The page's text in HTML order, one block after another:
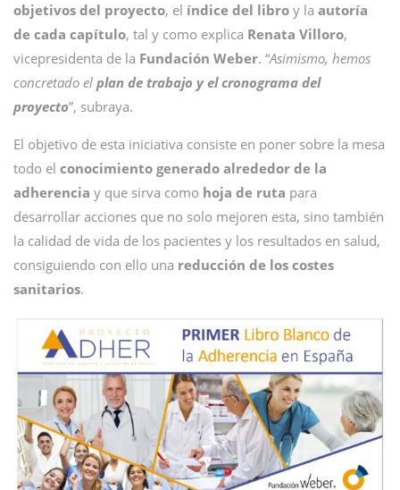
objetivos del proyecto, el índice del libro y la autoría
de cada capítulo, tal y como explica Renata Villoro,
vicepresidenta de la Fundación Weber. “Asimismo, hemos
concretado el plan de trabajo y el cronograma del
proyecto”, subraya.
El objetivo de esta iniciativa consiste en poner sobre la mesa
todo el conocimiento generado alrededor de la
adherencia y que sirva como hoja de ruta para
desarrollar acciones que no solo mejoren esta, sino también
la calidad de vida de los pacientes y los resultados en salud,
consiguiendo con ello una reducción de los costes
sanitarios.